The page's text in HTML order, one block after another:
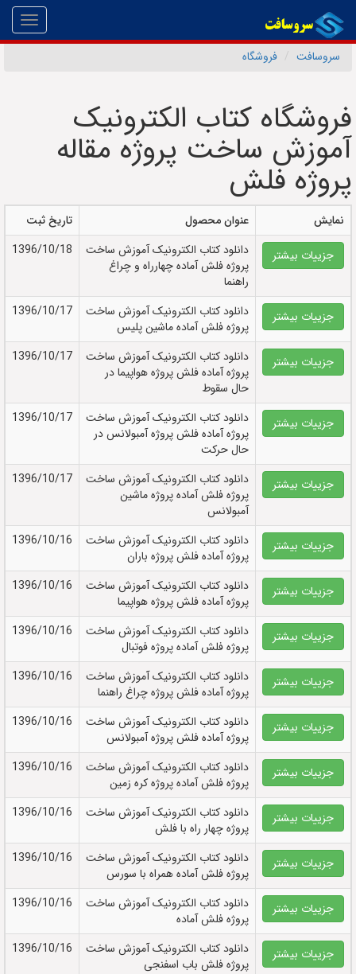
سروسافت
فروشگاه
فروشگاه کتاب الکترونیک
آموزش ساخت پروژه مقاله
پروژه فلش
نمایش عنوان محصول
تاریخ ثبت
جزییات بیشتر
دانلود کتاب الکترونيک آموزش ساخت
پروژه فلش آماده چهارراه و چراغ
راهنما
1396/10/18
جزییات بیشتر
دانلود کتاب الکترونيک آموزش ساخت
پروژه فلش آماده ماشین پلیس
1396/10/17
جزییات بیشتر
دانلود کتاب الکترونيک آموزش ساخت
پروژه آماده فلش پروژه هواپیما در
حال سقوط
1396/10/17
جزییات بیشتر
دانلود کتاب الکترونيک آموزش ساخت
پروژه آماده فلش پروژه آمبولانس در
حال حرکت
1396/10/17
جزییات بیشتر
دانلود کتاب الکترونيک آموزش ساخت
پروژه فلش آماده پروژه ماشین
آمبولانس
1396/10/17
جزییات بیشتر
دانلود کتاب الکترونيک آموزش ساخت
پروژه آماده فلش پروژه باران
1396/10/16
جزییات بیشتر
دانلود کتاب الکترونيک آموزش ساخت
پروژه آماده فلش پروژه هواپیما
1396/10/16
جزییات بیشتر
دانلود کتاب الکترونيک آموزش ساخت
پروژه فلش آماده پروژه فوتبال
1396/10/16
جزییات بیشتر
دانلود کتاب الکترونيک آموزش ساخت
پروژه آماده فلش پروژه چراغ راهنما
1396/10/16
جزییات بیشتر
دانلود کتاب الکترونيک آموزش ساخت
پروژه آماده فلش پروژه آمبولانس
1396/10/16
جزییات بیشتر
دانلود کتاب الکترونيک آموزش ساخت
پروژه فلش آماده پروژه کره زمین
1396/10/16
جزییات بیشتر
دانلود کتاب الکترونيک آموزش ساخت
پروژه چهار راه با فلش
1396/10/16
جزییات بیشتر
دانلود کتاب الکترونيک آموزش ساخت
پروژه فلش آماده همراه با سورس
1396/10/16
جزییات بیشتر
دانلود کتاب الکترونيک آموزش ساخت
پروژه فلش آماده
1396/10/16
جزییات بیشتر
دانلود کتاب الکترونيک آموزش ساخت
پروژه فلش باب اسفنجی
1396/10/16